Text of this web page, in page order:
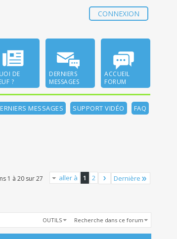
CONNEXION
DE
?
DERNIERS
MESSAGES
ACCUEIL
FORUM
MESSAGES SUPPORT VIDÉO FAQ
aller à 1 2 Dernière
1 à 20 sur 27
OUTILS Recherche dans ce forum